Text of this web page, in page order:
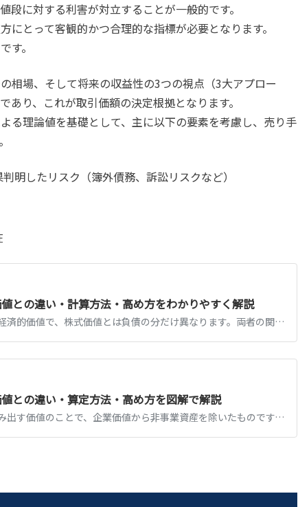
に対する利害が対立することが一般的です。
とって客観的かつ合理的な指標が必要となります。
す。
相場、そして将来の収益性の3つの視点（3大アプロー
り、これが取引価額の決定根拠となります。
る理論値を基礎として、主に以下の要素を考慮し、売り手
判明したリスク（簿外債務、訴訟リスクなど）
との違い・計算方法・高め方をわかりやすく解説
企業価値とは会社全体の経済的価値で、株式価値とは負債の分だけ異なります。両者の関係と計算方法（DCF法・マルチプル法等）、企業価値を高める戦略を解説します。
との違い・算定方法・高め方を図解で解説
事業価値とは、事業が生み出す価値のことで、企業価値から非事業資産を除いたものです。企業価値・株式価値との関係、算定方法、事業価値を高める方法を図解で解説します。